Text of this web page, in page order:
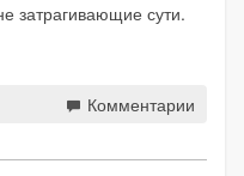
затрагивающие сути.
Комментарии